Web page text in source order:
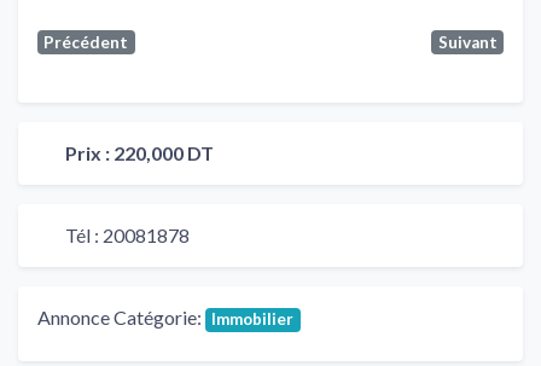
Précédent Suivant
Prix : 220,000 DT
Tél : 20081878
Annonce Catégorie: Immobilier